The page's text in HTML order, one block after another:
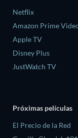
Netflix
Amazon Prime
Apple TV
Disney Plus
JustWatch TV
Próximas películas
El Precio de la Red